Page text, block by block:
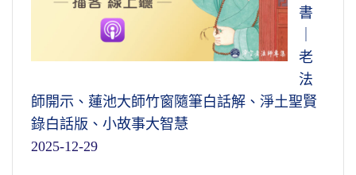
書
老
法
師開示、蓮池大師竹窗隨筆白話解、淨土聖賢
錄白話版、小故事大智慧
2025-12-29